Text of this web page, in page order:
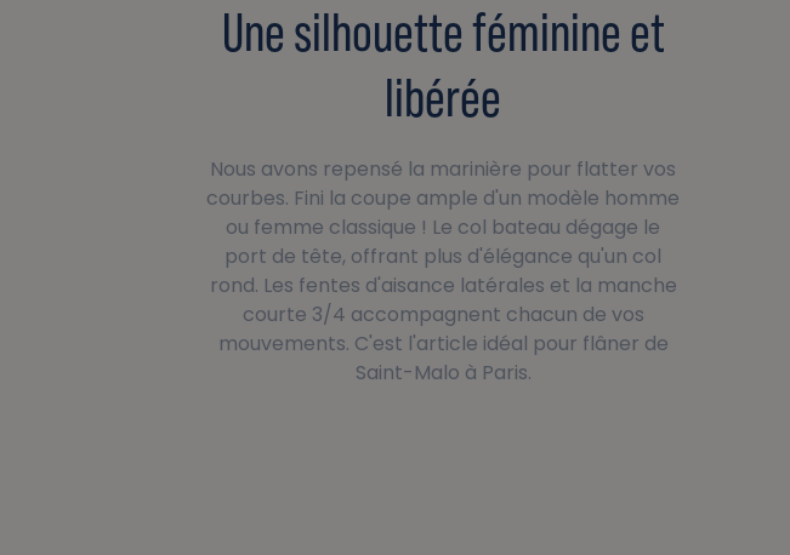
Une silhouette féminine et
libérée
Nous avons repensé la marinière pour flatter vos
courbes. Fini la coupe ample d'un modèle homme
ou femme classique ! Le col bateau dégage le
port de tête, offrant plus d'élégance qu'un col
rond. Les fentes d'aisance latérales et la manche
courte 3/4 accompagnent chacun de vos
mouvements. C'est l'article idéal pour flâner de
Saint-Malo à Paris.